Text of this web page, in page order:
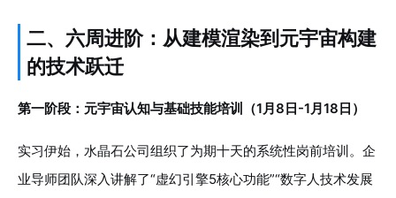
二、六周进阶：从建模渲染到元宇宙构建
的技术跃迁
第一阶段：元宇宙认知与基础技能培训（1月8日-1月18日）
实习伊始，水晶石公司组织了为期十天的系统性岗前培训。企
业导师团队深入讲解了“虚幻引擎5核心功能”“数字人技术发展